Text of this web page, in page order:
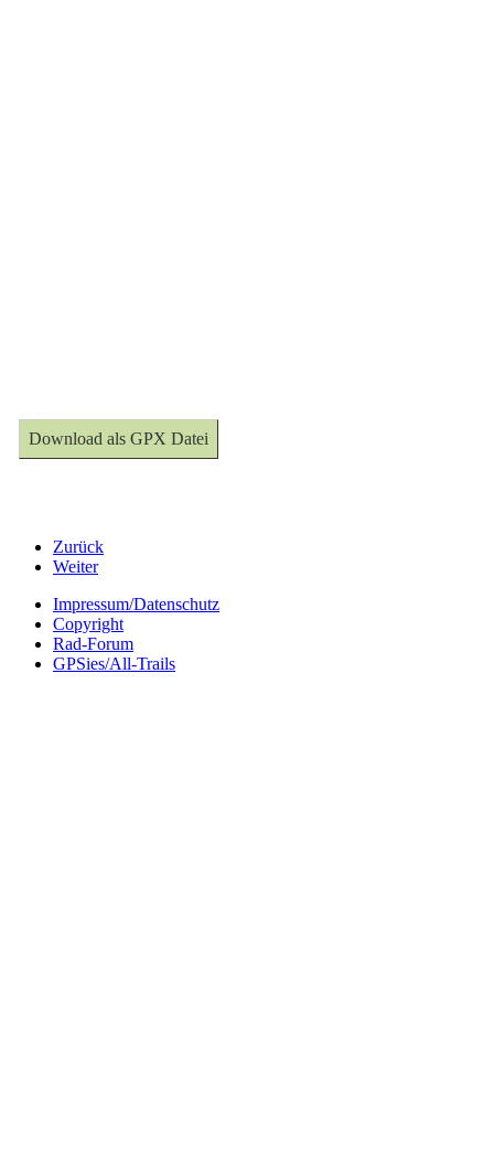
Download als GPX Datei
Zurück
Weiter
Impressum/Datenschutz
Copyright
Rad-Forum
GPSies/All-Trails